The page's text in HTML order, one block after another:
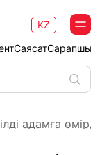
Саясат
KZ
адамға